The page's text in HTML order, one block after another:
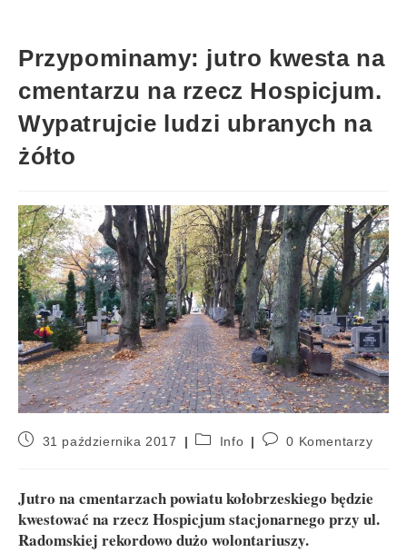
Przypominamy: jutro kwesta na
cmentarzu na rzecz Hospicjum.
Wypatrujcie ludzi ubranych na
żółto
31 października 2017 Info 0 Komentarzy
Jutro na cmentarzach powiatu kołobrzeskiego będzie
kwestować na rzecz Hospicjum stacjonarnego przy ul.
Radomskiej rekordowo dużo wolontariuszy.